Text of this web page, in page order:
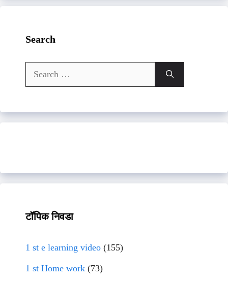
Search
Search
for:
टॉपिक निवडा
1 st e learning video (155)
1 st Home work (73)